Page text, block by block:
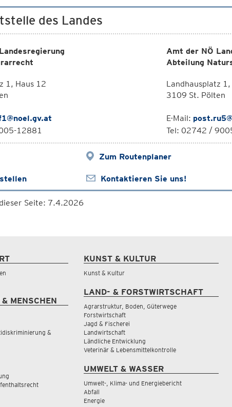
des Landes
1, Haus 12
12881
Amt der NÖ
Abteilung
Landhausplatz
3109 St. Pölten
E-Mail:
Tel: 02742 /
Zum Routenplaner
Kontaktieren Sie uns!
Seite: 7.4.2026
MENSCHEN
&
KUNST & KULTUR
Kunst & Kultur
LAND- & FORSTWIRTSCHAFT
Agrarstruktur, Boden, Güterwege
Forstwirtschaft
Jagd & Fischerei
Landwirtschaft
Ländliche Entwicklung
Veterinär & Lebensmittelkontrolle
UMWELT & WASSER
Umwelt-, Klima- und Energiebericht
Abfall
Energie